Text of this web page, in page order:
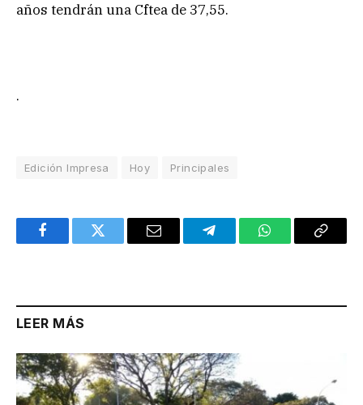
años tendrán una Cftea de 37,55.
.
Edición Impresa Hoy Principales
FacebookTwitter Email TelegramWhatsAppCopy
LEER MÁS